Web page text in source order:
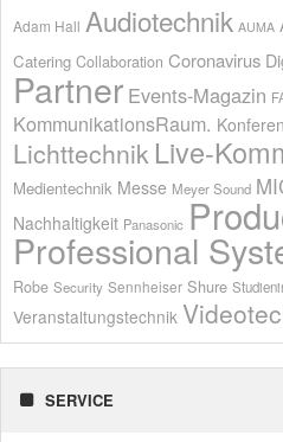
Adam Hall Audiotechnik AUMA
Catering Collaboration Coronavirus
Partner Events-Magazin
KommunikationsRaum.
Lichttechnik Live-
Medientechnik Messe Meyer Sound
Nachhaltigkeit Panasonic
Professional
Robe Security Sennheiser Shure
Veranstaltungstechnik
SERVICE